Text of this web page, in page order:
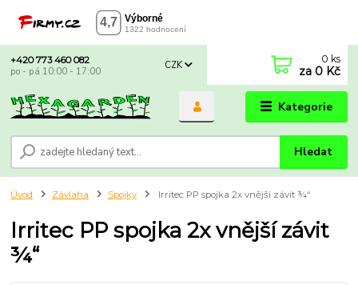
Kategorie
CZK
Hledat
+420 773 460 082
po - pá 10:00 - 17:00
0 ks
za 0 Kč
Úvod Závlaha Spojky Irritec PP spojka 2x vnější závit ¾“
Irritec PP spojka 2x vnější závit
¾“